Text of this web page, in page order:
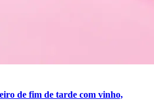
de fim de tarde com vinho,